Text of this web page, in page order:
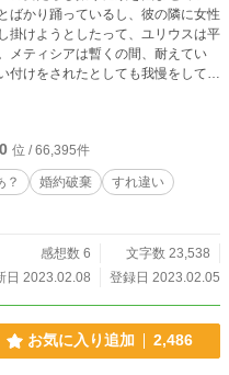
ばかり踊っているし、彼の隣に女性
掛けようとしたって、ユリウスは平
メティシアは暫くの間、耐えてい
付けをされたとしても我慢をしてい
飛ばしてきたウインクにより、メ
うだ、婚約破棄しよう！とはいえ
。ならばーー貞操を捨ててやろ
婚約破棄目当てに仮面舞踏会へ、
けど、あれ？なんで貴方が隣にい
位 / 66,395件
？ 婚約破棄
すれ違い
感想数 6
文字数 23,538
日 2023.02.08
登録日 2023.02.05
お気に入り追加 2,486